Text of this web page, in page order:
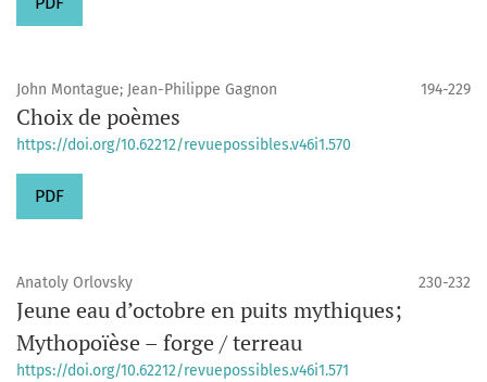
John Montague; Jean-Philippe Gagnon 194-229
Choix de poèmes
https://doi.org/10.62212/revuepossibles.v46i1.570
PDF
Anatoly Orlovsky 230-232
Jeune eau d’octobre en puits mythiques;
Mythopoïèse – forge / terreau
https://doi.org/10.62212/revuepossibles.v46i1.571